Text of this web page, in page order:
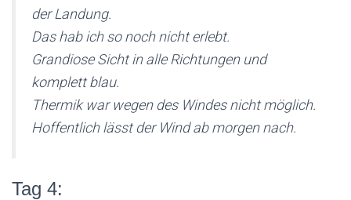
der Landung.
Das hab ich so noch nicht erlebt.
Grandiose Sicht in alle Richtungen und
komplett blau.
Thermik war wegen des Windes nicht möglich.
Hoffentlich lässt der Wind ab morgen nach.
Tag 4: